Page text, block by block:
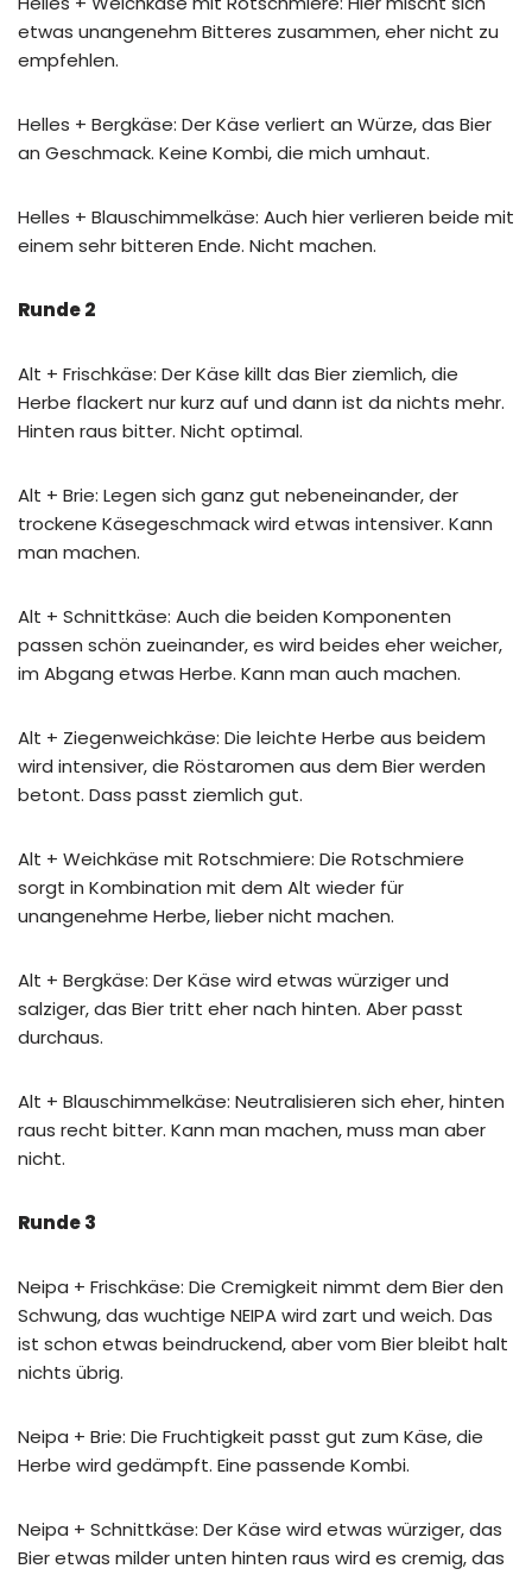
etwas unangenehm Bitteres zusammen, eher nicht zu
empfehlen.
Helles + Bergkäse: Der Käse verliert an Würze, das Bier
an Geschmack. Keine Kombi, die mich umhaut.
Helles + Blauschimmelkäse: Auch hier verlieren beide mit
einem sehr bitteren Ende. Nicht machen.
Runde 2
Alt + Frischkäse: Der Käse killt das Bier ziemlich, die
Herbe flackert nur kurz auf und dann ist da nichts mehr.
Hinten raus bitter. Nicht optimal.
Alt + Brie: Legen sich ganz gut nebeneinander, der
trockene Käsegeschmack wird etwas intensiver. Kann
man machen.
Alt + Schnittkäse: Auch die beiden Komponenten
passen schön zueinander, es wird beides eher weicher,
im Abgang etwas Herbe. Kann man auch machen.
Alt + Ziegenweichkäse: Die leichte Herbe aus beidem
wird intensiver, die Röstaromen aus dem Bier werden
betont. Dass passt ziemlich gut.
Alt + Weichkäse mit Rotschmiere: Die Rotschmiere
sorgt in Kombination mit dem Alt wieder für
unangenehme Herbe, lieber nicht machen.
Alt + Bergkäse: Der Käse wird etwas würziger und
salziger, das Bier tritt eher nach hinten. Aber passt
durchaus.
Alt + Blauschimmelkäse: Neutralisieren sich eher, hinten
raus recht bitter. Kann man machen, muss man aber
nicht.
Runde 3
Neipa + Frischkäse: Die Cremigkeit nimmt dem Bier den
Schwung, das wuchtige NEIPA wird zart und weich. Das
ist schon etwas beindruckend, aber vom Bier bleibt halt
nichts übrig.
Neipa + Brie: Die Fruchtigkeit passt gut zum Käse, die
Herbe wird gedämpft. Eine passende Kombi.
Neipa + Schnittkäse: Der Käse wird etwas würziger, das
Bier etwas milder unten hinten raus wird es cremig, das